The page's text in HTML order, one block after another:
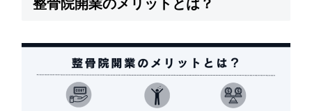
整骨院開業のメリットとは？